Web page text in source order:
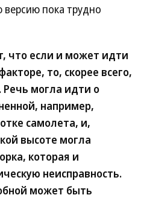
версию пока трудно
что если и может идти
то, скорее всего,
Речь могла идти о
например,
самолета, и,
высоте могла
которая и
неисправность.
может быть